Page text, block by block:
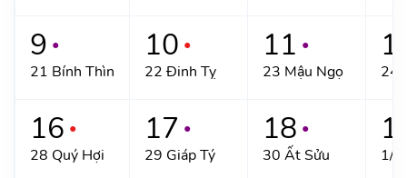
9 ●
21 Bính Thìn
10 ●
22 Đinh Tỵ
11 ●
23 Mậu Ngọ 24
16 ●
28 Quý Hợi
17 ●
29 Giáp Tý
18 ●
30 Ất Sửu 1/1